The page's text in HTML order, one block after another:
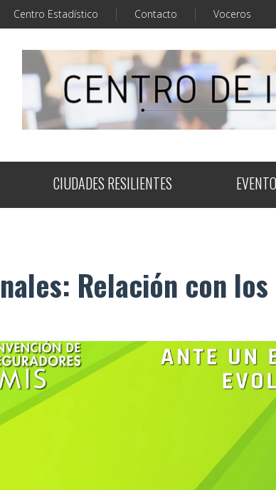
Centro Estadístico Contacto Voceros
CIUDADES RESILIENTES
Relación con